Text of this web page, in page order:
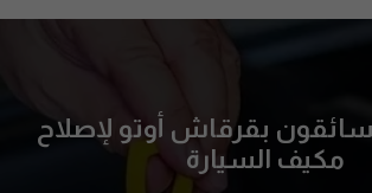
بقرقاش أوتو لإصلاح
مكيف السيارة